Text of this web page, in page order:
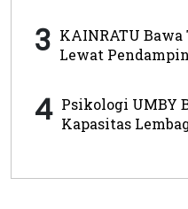
3 KAINRATU
Lewat
4 Psikologi UMBY
Kapasitas